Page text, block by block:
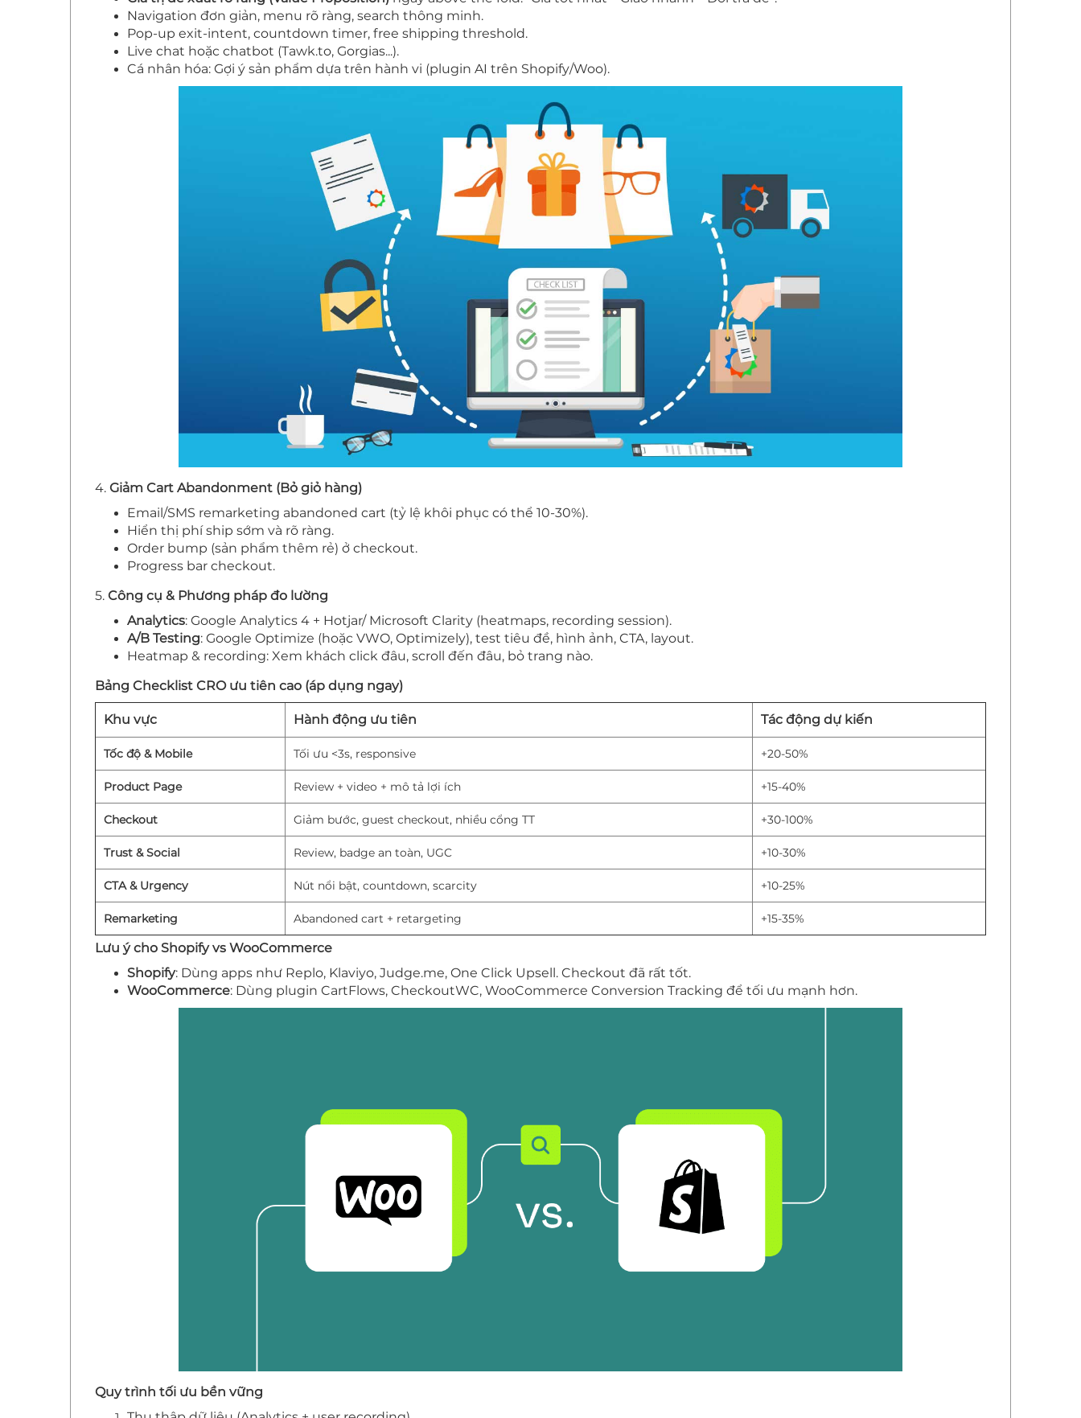
Navigation đơn giản, menu rõ ràng, search thông minh.
Pop-up exit-intent, countdown timer, free shipping threshold.
Live chat hoặc chatbot (Tawk.to, Gorgias...).
Cá nhân hóa: Gợi ý sản phẩm dựa trên hành vi (plugin AI trên Shopify/Woo).
4. Giảm Cart Abandonment (Bỏ giỏ hàng)
Email/SMS remarketing abandoned cart (tỷ lệ khôi phục có thể 10-30%).
Hiển thị phí ship sớm và rõ ràng.
Order bump (sản phẩm thêm rẻ) ở checkout.
Progress bar checkout.
5. Công cụ & Phương pháp đo lường
Analytics: Google Analytics 4 + Hotjar/ Microsoft Clarity (heatmaps, recording session).
A/B Testing: Google Optimize (hoặc VWO, Optimizely), test tiêu đề, hình ảnh, CTA, layout.
Heatmap & recording: Xem khách click đâu, scroll đến đâu, bỏ trang nào.
Bảng Checklist CRO ưu tiên cao (áp dụng ngay)
Khu vực Hành động ưu tiên Tác động dự kiến
Tốc độ & Mobile Tối ưu <3s, responsive +20-50%
Product Page Review + video + mô tả lợi ích +15-40%
Checkout Giảm bước, guest checkout, nhiều cổng TT +30-100%
Trust & Social Review, badge an toàn, UGC +10-30%
CTA & Urgency Nút nổi bật, countdown, scarcity +10-25%
Remarketing Abandoned cart + retargeting +15-35%
Lưu ý cho Shopify vs WooCommerce
Shopify: Dùng apps như Replo, Klaviyo, Judge.me, One Click Upsell. Checkout đã rất tốt.
WooCommerce: Dùng plugin CartFlows, CheckoutWC, WooCommerce Conversion Tracking để tối ưu mạnh hơn.
Quy trình tối ưu bền vững